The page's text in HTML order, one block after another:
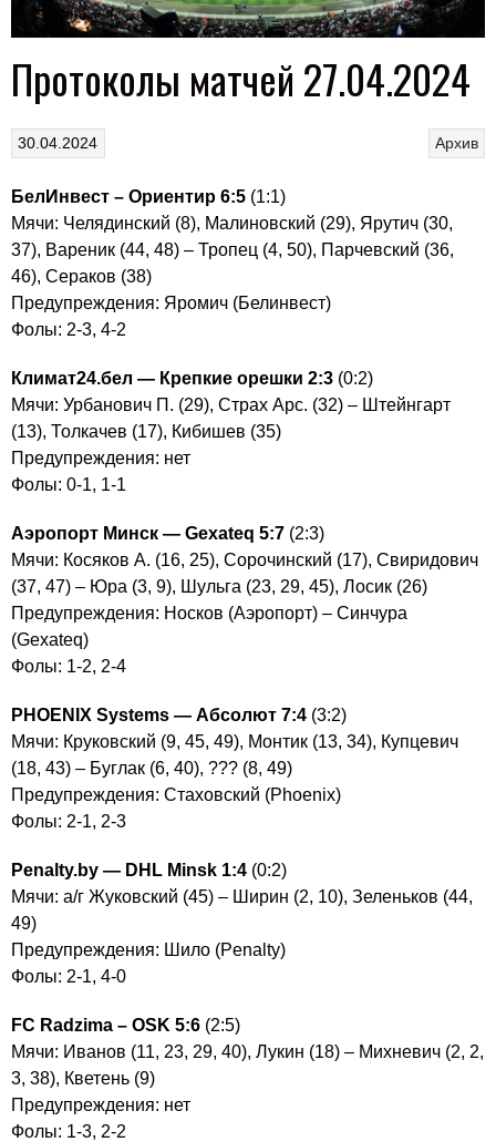
Протоколы матчей 27.04.2024
Архив
30.04.2024
БелИнвест – Ориентир 6:5 (1:1)
Мячи: Челядинский (8), Малиновский (29), Ярутич (30,
37), Вареник (44, 48) – Тропец (4, 50), Парчевский (36,
46), Сераков (38)
Предупреждения: Яромич (Белинвест)
Фолы: 2-3, 4-2
Климат24.бел — Крепкие орешки 2:3 (0:2)
Мячи: Урбанович П. (29), Страх Арс. (32) – Штейнгарт
(13), Толкачев (17), Кибишев (35)
Предупреждения: нет
Фолы: 0-1, 1-1
Аэропорт Минск — Gexateq 5:7 (2:3)
Мячи: Косяков А. (16, 25), Сорочинский (17), Свиридович
(37, 47) – Юра (3, 9), Шульга (23, 29, 45), Лосик (26)
Предупреждения: Носков (Аэропорт) – Синчура
(Gexateq)
Фолы: 1-2, 2-4
PHOENIX Systems — Абсолют 7:4 (3:2)
Мячи: Круковский (9, 45, 49), Монтик (13, 34), Купцевич
(18, 43) – Буглак (6, 40), ??? (8, 49)
Предупреждения: Стаховский (Phoenix)
Фолы: 2-1, 2-3
Penalty.by — DHL Minsk 1:4 (0:2)
Мячи: а/г Жуковский (45) – Ширин (2, 10), Зеленьков (44,
49)
Предупреждения: Шило (Penalty)
Фолы: 2-1, 4-0
FC Radzima – OSK 5:6 (2:5)
Мячи: Иванов (11, 23, 29, 40), Лукин (18) – Михневич (2, 2,
3, 38), Кветень (9)
Предупреждения: нет
Фолы: 1-3, 2-2